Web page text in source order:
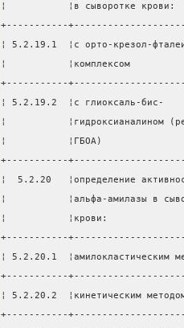
¦           ¦в сыворотке
+-----------
¦ 5.2.19.1  ¦с орто-крезол-
¦           ¦комплексом
+-----------
¦ 5.2.19.2  ¦с глиоксаль-бис-
¦
¦           ¦ГБОА)
+-----------
¦  5.2.20   ¦определение
¦           ¦альфа-амилазы
¦           ¦крови:
+-----------
¦ 5.2.20.1  ¦амилокластическим
+-----------
¦ 5.2.20.2  ¦кинетическим
+-----------